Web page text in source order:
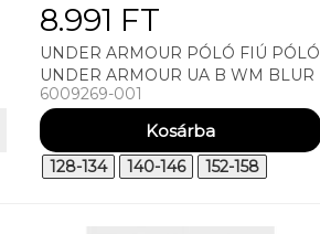
8.991 FT
UNDER ARMOUR PÓLÓ FIÚ PÓLÓ
UNDER ARMOUR UA B WM BLUR
SS-BLK
6009269-001
128-134 140-146 152-158